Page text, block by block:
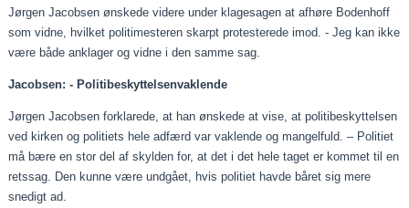
Jørgen Jacobsen ønskede videre under klagesagen at afhøre Bodenhoff
som vidne, hvilket politimesteren skarpt protesterede imod. - Jeg kan ikke
være både anklager og vidne i den samme sag.
Jacobsen: - Politibeskyttelsenvaklende
Jørgen Jacobsen forklarede, at han ønskede at vise, at politibeskyttelsen
ved kirken og politiets hele adfærd var vaklende og mangelfuld. – Politiet
må bære en stor del af skylden for, at det i det hele taget er kommet til en
retssag. Den kunne være undgået, hvis politiet havde båret sig mere
snedigt ad.